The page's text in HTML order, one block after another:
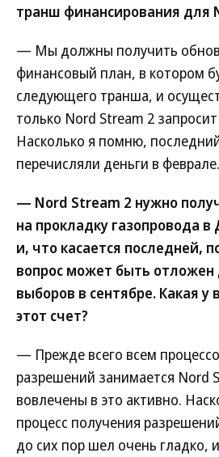
транш финансирования для
— Мы должны получить
финансовый план, в котором
следующего транша, и
только Nord Stream 2
Насколько я помню,
перечисляли деньги в феврале.
— Nord Stream 2 нужно
на прокладку газопровода
и, что касается последней,
вопрос может быть отложен
выборов в сентябре. Какая
этот счет?
— Прежде всего всем
разрешений занимается Nord
вовлечены в это активно.
процесс получения
до сих пор шел очень гладко,